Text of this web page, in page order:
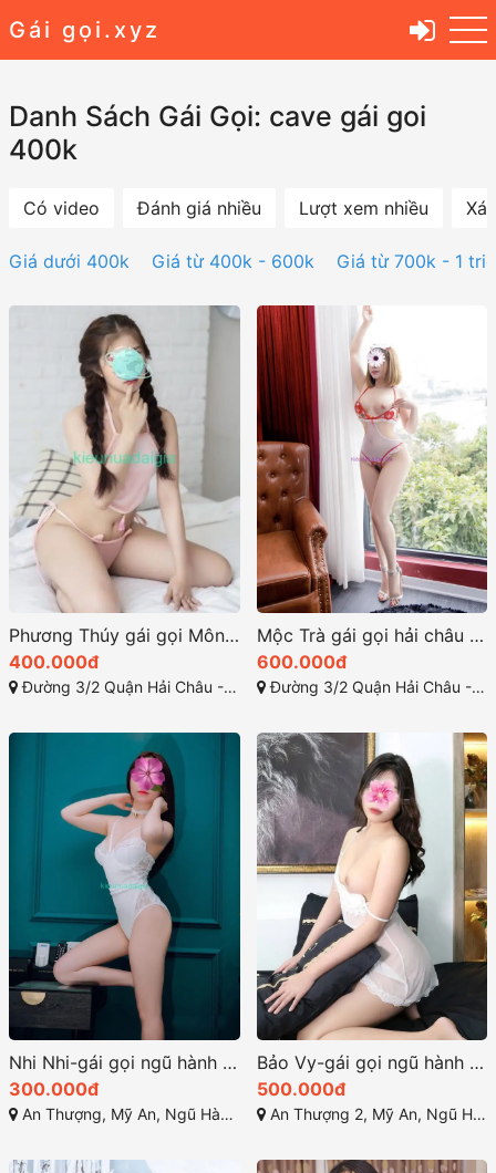
Gái gọi.xyz
Danh Sách Gái Gọi: cave gái goi
400k
Có video Đánh giá nhiều Lượt xem nhiều
Giá dưới 400k Giá từ 400k - 600k Giá từ 700k - 1
Phương Thúy gái gọi Mông căng đầy đường cong đẹp mắt
400.000đ
Đường 3/2 Quận Hải Châu - Đà Nẵng
Mộc Trà gái gọi hải châu dâm và gợi tình
600.000đ
Đường 3/2 Quận Hải Châu - Đà Nẵng
Nhi Nhi-gái gọi ngũ hành sơn đà nẵng dâm nữ siêu chất
300.000đ
An Thượng, Mỹ An, Ngũ Hành Sơn, Đà Nẵng
Bảo Vy-gái gọi ngũ hành sơn Làm tình phê sung sướng
500.000đ
An Thượng 2, Mỹ An, Ngũ Hành Sơn, Đà Nẵng